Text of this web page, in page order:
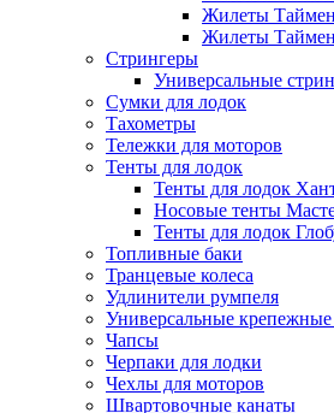
Жилеты
Жилеты
Стрингеры
Универсальные
Сумки для лодок
Тахометры
Тележки для моторов
Тенты для лодок
Тенты для лодок
Носовые тенты
Тенты для лодок
Топливные баки
Транцевые колеса
Удлинители румпеля
Универсальные крепежные
Чапсы
Черпаки для лодки
Чехлы для моторов
Швартовочные канаты